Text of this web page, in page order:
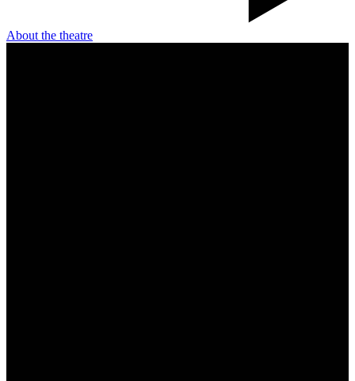
About the theatre